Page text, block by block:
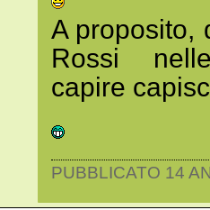
A proposito,
Rossi
capire
PUBBLICATO 14